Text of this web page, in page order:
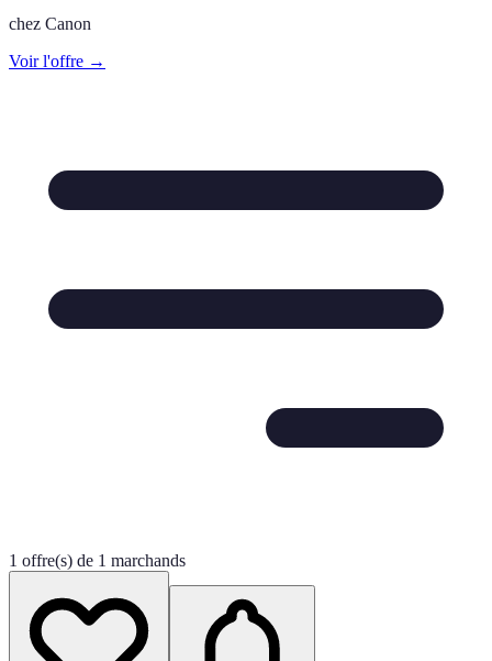
chez Canon
Voir l'offre →
1 offre(s) de 1 marchands